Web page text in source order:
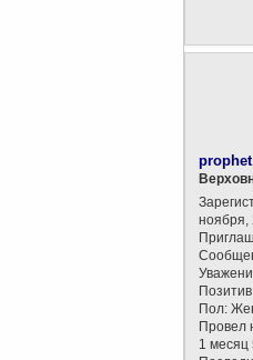
prophet
ноября,
Пол:
Провел
1 месяц